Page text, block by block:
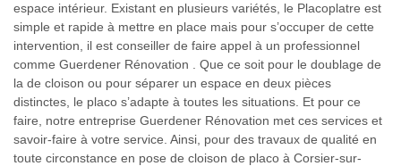
espace intérieur. Existant en plusieurs variétés, le Placoplatre est
simple et rapide à mettre en place mais pour s’occuper de cette
intervention, il est conseiller de faire appel à un professionnel
comme Guerdener Rénovation . Que ce soit pour le doublage de
la de cloison ou pour séparer un espace en deux pièces
distinctes, le placo s’adapte à toutes les situations. Et pour ce
faire, notre entreprise Guerdener Rénovation met ces services et
savoir-faire à votre service. Ainsi, pour des travaux de qualité en
toute circonstance en pose de cloison de placo à Corsier-sur-